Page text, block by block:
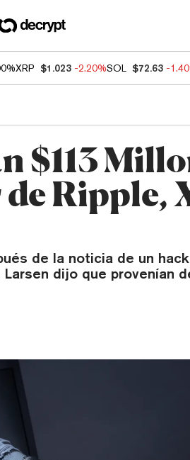
XRP $1.023 -2.20%SOL $72.63 -
$113
Ripple,
de la noticia de un
dijo que provenían